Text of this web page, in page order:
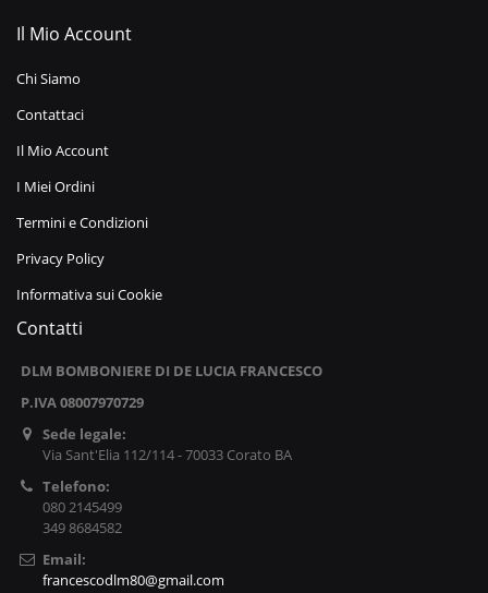
Il Mio Account
Chi Siamo
Contattaci
Il Mio Account
I Miei Ordini
Termini e Condizioni
Privacy Policy
Informativa sui Cookie
Contatti
DLM BOMBONIERE DI DE LUCIA FRANCESCO
P.IVA 08007970729
Sede legale:
Via Sant'Elia 112/114 - 70033 Corato BA
Telefono:
080 2145499
349 8684582
Email:
francescodlm80@gmail.com